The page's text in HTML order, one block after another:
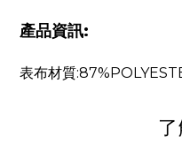
產品資訊:
表布材質